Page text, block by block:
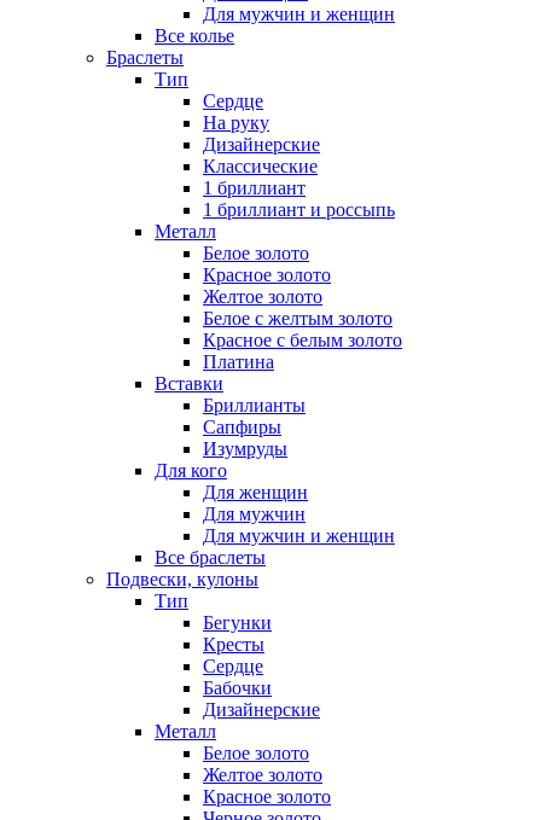
Для мужчин и женщин
Все колье
Браслеты
Тип
Сердце
На руку
Дизайнерские
Классические
1 бриллиант
1 бриллиант и россыпь
Металл
Белое золото
Красное золото
Желтое золото
Белое с желтым золото
Красное с белым золото
Платина
Вставки
Бриллианты
Сапфиры
Изумруды
Для кого
Для женщин
Для мужчин
Для мужчин и женщин
Все браслеты
Подвески, кулоны
Тип
Бегунки
Кресты
Сердце
Бабочки
Дизайнерские
Металл
Белое золото
Желтое золото
Красное золото